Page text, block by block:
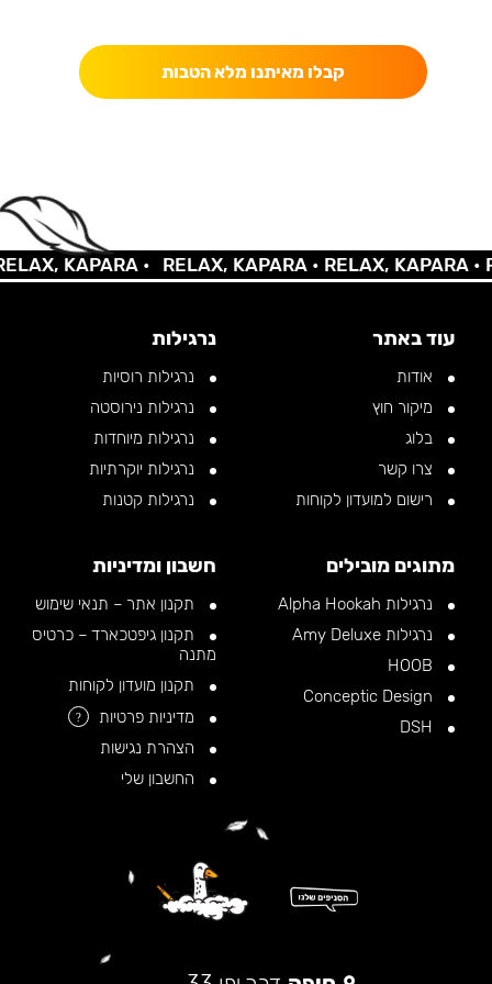
קבלו מאיתנו מלא הטבות
KAPARA • RELAX, KAPARA •RELAX, KAPARA •
עוד באתר
אודות
מיקור חוץ
בלוג
צרו קשר
רישום למועדון לקוחות
נרגילות
נרגילות רוסיות
נרגילות נירוסטה
נרגילות מיוחדות
נרגילות יוקרתיות
נרגילות קטנות
מתוגים מובילים
נרגילות Alpha Hookah
נרגילות Amy Deluxe
חשבון ומדיניות
תקנון אתר – תנאי שימוש
תקנון גיפטכארד – כרטיס
מתנה
תקנון מועדון לקוחות
מדיניות פרטיות
?
הצהרת נגישות
החשבון שלי